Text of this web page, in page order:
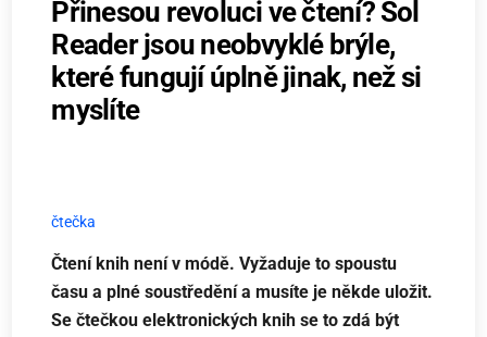
Přinesou revoluci ve čtení? Sol
Reader jsou neobvyklé brýle,
které fungují úplně jinak, než si
myslíte
čtečka
Čtení knih není v módě. Vyžaduje to spoustu
času a plné soustředění a musíte je někde uložit.
Se čtečkou elektronických knih se to zdá být